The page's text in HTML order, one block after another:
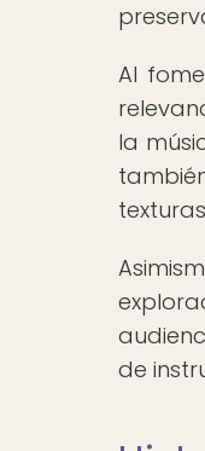
Al
la
de